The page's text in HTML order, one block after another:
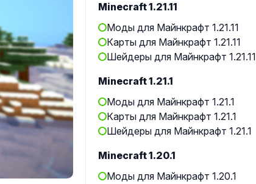
Minecraft 1.21.11
Моды для Майнкрафт 1.21.11
Карты для Майнкрафт 1.21.11
Шейдеры для Майнкрафт 1.21.11
Minecraft 1.21.1
Моды для Майнкрафт 1.21.1
Карты для Майнкрафт 1.21.1
Шейдеры для Майнкрафт 1.21.1
Minecraft 1.20.1
Моды для Майнкрафт 1.20.1